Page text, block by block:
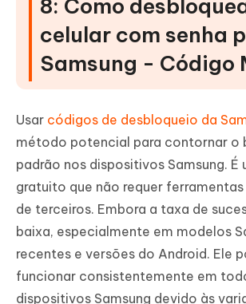
8: Como
celular com senha
Samsung - Código
Usar códigos de desbloqueio da
método potencial para contornar o
padrão nos dispositivos Samsung. É
gratuito que não requer
de terceiros. Embora a taxa de
baixa, especialmente em modelos
recentes e versões do Android. Ele
funcionar consistentemente em
dispositivos Samsung devido às